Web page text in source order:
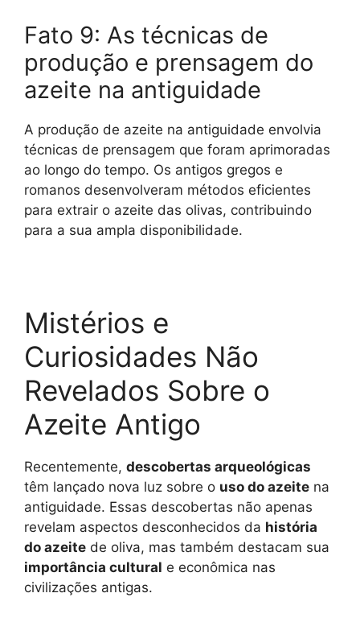
Fato 9: As técnicas de
produção e prensagem do
azeite na antiguidade
A produção de azeite na antiguidade envolvia
técnicas de prensagem que foram aprimoradas
ao longo do tempo. Os antigos gregos e
romanos desenvolveram métodos eficientes
para extrair o azeite das olivas, contribuindo
para a sua ampla disponibilidade.
Mistérios e
Curiosidades Não
Revelados Sobre o
Azeite Antigo
Recentemente, descobertas arqueológicas
têm lançado nova luz sobre o uso do azeite na
antiguidade. Essas descobertas não apenas
revelam aspectos desconhecidos da história
do azeite de oliva, mas também destacam sua
importância cultural e econômica nas
civilizações antigas.